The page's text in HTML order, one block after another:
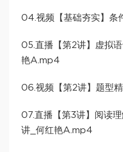
04.视频【基础夯实】条
05.直播【第2讲】虚拟
艳A.mp4
06.视频【第2讲】题型
07.直播【第3讲】阅读
讲_何红艳A.mp4